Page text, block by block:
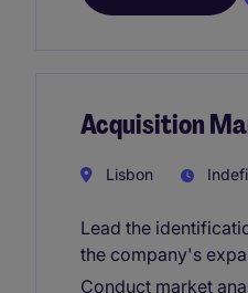
Acquisition
Lisbon
Lead the
the company's
Conduct market